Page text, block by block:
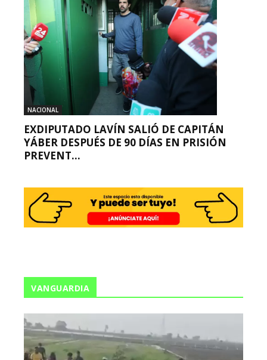
NACIONAL
EXDIPUTADO LAVÍN SALIÓ DE CAPITÁN
YÁBER DESPUÉS DE 90 DÍAS EN PRISIÓN
PREVENT...
VANGUARDIA